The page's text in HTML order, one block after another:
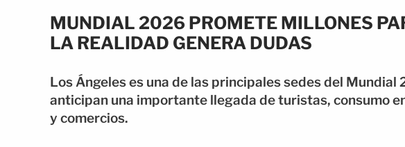
MUNDIAL 2026 PROMETE MILLONES
LA REALIDAD GENERA DUDAS
Los Ángeles es una de las principales sedes del
anticipan una importante llegada de turistas, consumo
y comercios.